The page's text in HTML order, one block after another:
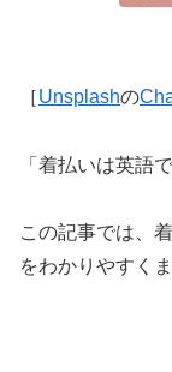
［Unsplashの
「着払いは英語で
この記事では、
をわかりやすく